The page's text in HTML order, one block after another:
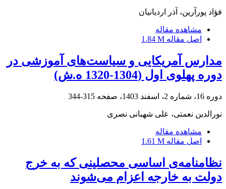
فؤاد پورآرین، آذر اردیانیان
مشاهده مقاله
اصل مقاله 1.84 M
مدارس آمریکایی و سیاست‌های آموزشی در
دوره پهلوی اول (1304-1320 ه.ش)
دوره 16، شماره 2، اسفند 1403، صفحه 315-344
نورالدین نعمتی، علی شهبانی نصری
مشاهده مقاله
اصل مقاله 1.61 M
نظامنامه‌ی اساسی محصلینی که به خرج
دولت به خارجه اعزام می‌شوند